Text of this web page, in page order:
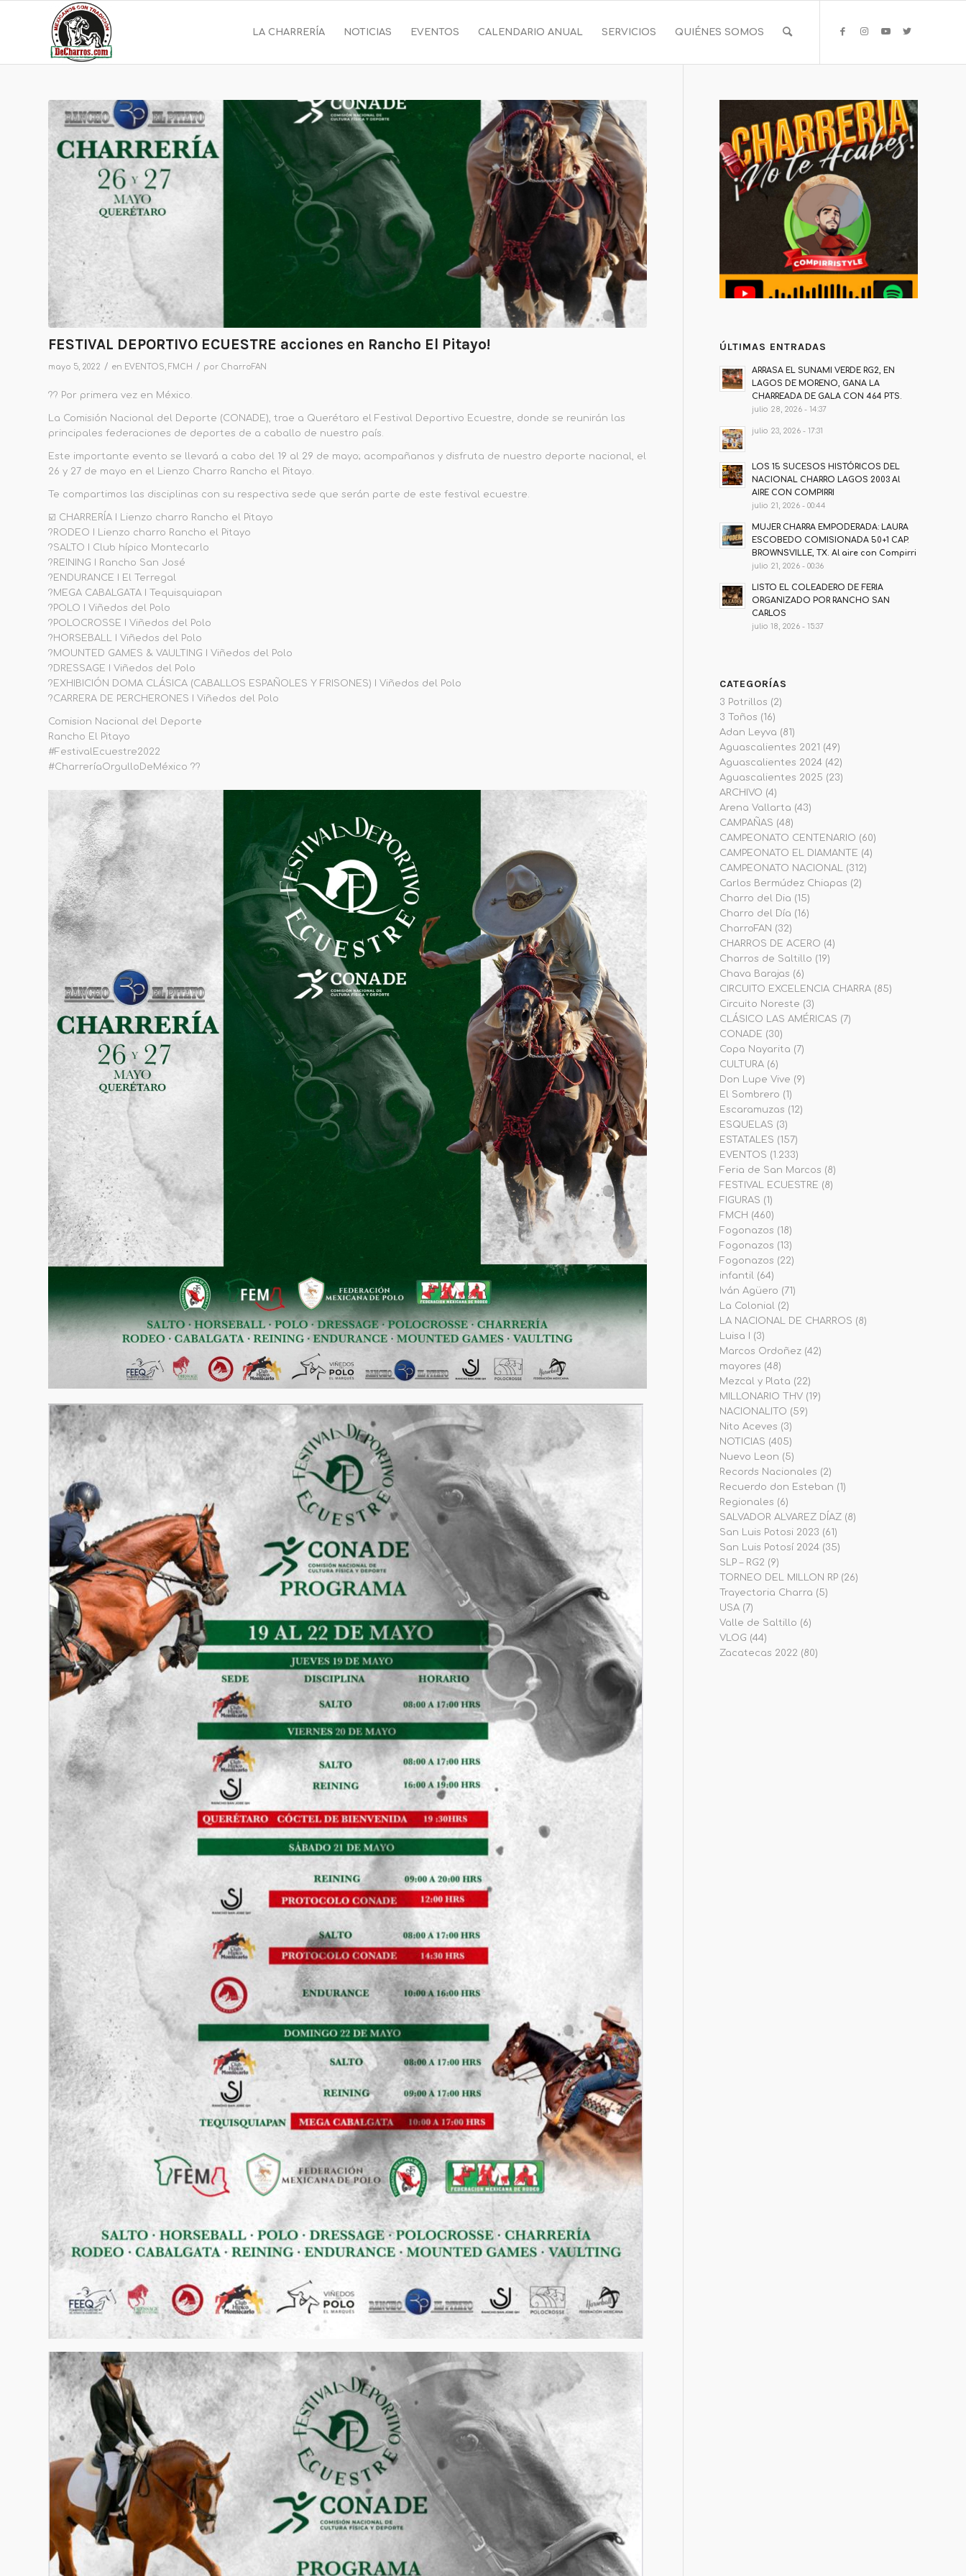
LA CHARRERÍA NOTICIAS EVENTOS CALENDARIO ANUAL SERVICIOS QUIÉNES SOMOS
FESTIVAL DEPORTIVO ECUESTRE acciones en Rancho El Pitayo!
mayo 5, 2022 / en EVENTOS FMCH / por CharroFAN
?? Por primera vez en México.
La Comisión Nacional del Deporte (CONADE), trae a Querétaro el Festival Deportivo Ecuestre, donde se reunirán las
principales federaciones de deportes de a caballo de nuestro país.
Este importante evento se llevará a cabo del 19 al 29 de mayo; acompañanos y disfruta de nuestro deporte nacional, el
26 y 27 de mayo en el Lienzo Charro Rancho el Pitayo.
Te compartimos las disciplinas con su respectiva sede que serán parte de este festival ecuestre.
☑️ CHARRERÍA I Lienzo charro Rancho el Pitayo
?RODEO I Lienzo charro Rancho el Pitayo
?SALTO I Club hípico Montecarlo
?REINING I Rancho San José
?ENDURANCE I El Terregal
?MEGA CABALGATA I Tequisquiapan
?POLO I Viñedos del Polo
?POLOCROSSE I Viñedos del Polo
?HORSEBALL I Viñedos del Polo
?MOUNTED GAMES & VAULTING I Viñedos del Polo
?DRESSAGE I Viñedos del Polo
?EXHIBICIÓN DOMA CLÁSICA (CABALLOS ESPAÑOLES Y FRISONES) I Viñedos del Polo
?CARRERA DE PERCHERONES I Viñedos del Polo
Comision Nacional del Deporte
Rancho El Pitayo
#FestivalEcuestre2022
#CharreríaOrgulloDeMéxico ??
ÚLTIMAS ENTRADAS
ARRASA EL SUNAMI VERDE RG2, EN
LAGOS DE MORENO, GANA LA
CHARREADA DE GALA CON 464 PTS.
julio 28, 2026 - 14:37
julio 23, 2026 - 17:31
LOS 15 SUCESOS HISTÓRICOS DEL
NACIONAL CHARRO LAGOS 2003 Al
AIRE CON COMPIRRI
julio 21, 2026 - 00:44
MUJER CHARRA EMPODERADA: LAURA
ESCOBEDO COMISIONADA 50+1 CAP.
BROWNSVILLE, TX. Al aire con Compirri
julio 21, 2026 - 00:36
LISTO EL COLEADERO DE FERIA
ORGANIZADO POR RANCHO SAN
CARLOS
julio 18, 2026 - 15:37
CATEGORÍAS
3 Potrillos (2)
3 Toños (16)
Adan Leyva (81)
Aguascalientes 2021 (49)
Aguascalientes 2024 (42)
Aguascalientes 2025 (23)
ARCHIVO (4)
Arena Vallarta (43)
CAMPAÑAS (48)
CAMPEONATO CENTENARIO (60)
CAMPEONATO EL DIAMANTE (4)
CAMPEONATO NACIONAL
(312)
Carlos Bermúdez Chiapas (2)
Charro del Dia (15)
Charro del Día (16)
CharroFAN (32)
CHARROS DE ACERO (4)
Charros de Saltillo (19)
Chava Barajas (6)
CIRCUITO EXCELENCIA CHARRA (85)
Circuito Noreste (3)
CLÁSICO LAS AMÉRICAS (7)
CONADE (30)
Copa Nayarita (7)
CULTURA (6)
Don Lupe Vive (9)
El Sombrero (1)
Escaramuzas (12)
ESQUELAS (3)
ESTATALES (157)
EVENTOS (1.233)
Feria de San Marcos (8)
FESTIVAL ECUESTRE (8)
FIGURAS (1)
FMCH (460)
Fogonazos (18)
Fogonazos (13)
Fogonazos (22)
infantil
(64)
Iván Agüero (71)
La Colonial
(2)
LA NACIONAL DE CHARROS (8)
Luisa I
(3)
Marcos Ordoñez (42)
mayores (48)
Mezcal y Plata (22)
MILLONARIO THV (19)
NACIONALITO (59)
Nito Aceves (3)
NOTICIAS (405)
Nuevo Leon (5)
Records Nacionales (2)
Recuerdo don Esteban (1)
Regionales (6)
SALVADOR ALVAREZ DÍAZ (8)
San Luis Potosi 2023 (61)
San Luis Potosí 2024 (35)
SLP – RG2 (9)
TORNEO DEL MILLON RP (26)
Trayectoria Charra (5)
USA (7)
Valle de Saltillo (6)
VLOG (44)
Zacatecas 2022 (80)